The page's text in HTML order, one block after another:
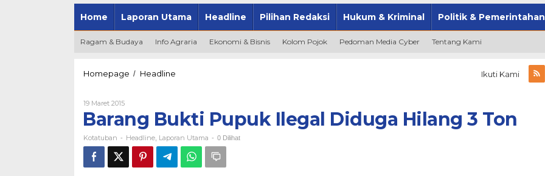
Home Laporan Utama Headline Pilihan Redaksi Hukum & Kriminal Politik & Pemerintahan
Ragam & Budaya Info Agraria Ekonomi & Bisnis Kolom Pojok Pedoman Media Cyber Tentang Kami
Homepage / Headline
Diduga
Hilang
3
Ton
Ikuti Kami
19 Maret 2015Oleh
Kotatuban
Barang Bukti Pupuk Ilegal Diduga Hilang 3 Ton
Kotatuban - Headline, Laporan Utama - 0 Dilihat